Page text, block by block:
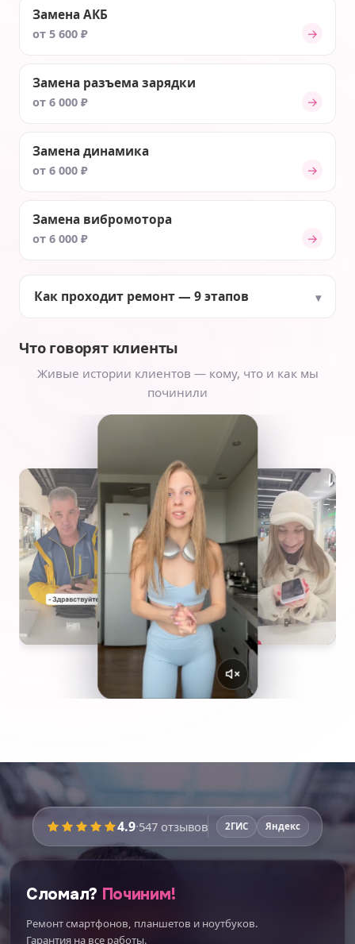
Замена АКБ
от 5 600 ₽ →
Замена разъема зарядки
от 6 000 ₽ →
Замена динамика
от 6 000 ₽ →
Замена вибромотора
от 6 000 ₽ →
Как проходит ремонт — 9 этапов
Что говорят клиенты
Живые истории клиентов — кому, что и как мы
починили
4.9·547 отзывов 2ГИС Яндекс
Сломал? Починим!
Ремонт смартфонов, планшетов и ноутбуков.
Гарантия на все работы.